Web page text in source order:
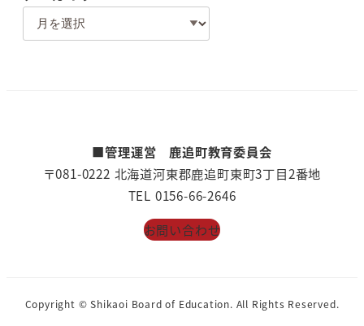
■管理運営 鹿追町教育委員会
〒081-0222 北海道河東郡鹿追町東町3丁目2番地
TEL 0156-66-2646
お問い合わせ
Copyright © Shikaoi Board of Education. All Rights Reserved.